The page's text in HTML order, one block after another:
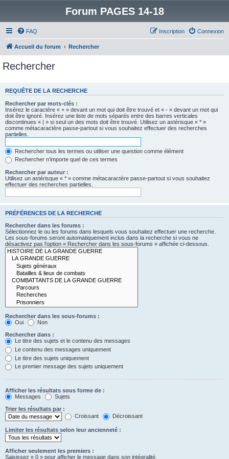
Forum PAGES 14-18
FAQ Connexion
Inscription
Accueil du forum Rechercher
Rechercher
REQUÊTE DE LA RECHERCHE
Rechercher par mots-clés :
Insérez le caractère « + » devant un mot qui doit être trouvé et « - » devant un mot qui
doit être ignoré. Insérez une liste de mots séparés entre des barres verticales
discontinues « | » si seul un des mots doit être trouvé. Utilisez un astérisque « * »
comme métacaractère passe-partout si vous souhaitez effectuer des recherches
partielles.
Rechercher tous les termes ou utiliser une question comme élément
Rechercher n’importe quel de ces termes
Rechercher par auteur :
Utilisez un astérisque « * » comme métacaractère passe-partout si vous souhaitez
effectuer des recherches partielles.
PRÉFÉRENCES DE LA RECHERCHE
Rechercher dans les forums :
Sélectionnez le ou les forums dans lesquels vous souhaitez effectuer une recherche.
Les sous-forums seront automatiquement inclus dans la recherche si vous ne
désactivez pas l’option « Rechercher dans les sous-forums » affichée ci-dessous.
Rechercher dans les sous-forums :
Oui
Non
Rechercher dans :
Le titre des sujets et le contenu des messages
Le contenu des messages uniquement
Le titre des sujets uniquement
Le premier message des sujets uniquement
Afficher les résultats sous forme de :
Messages
Sujets
Trier les résultats par :
Croissant
Décroissant
Limiter les résultats selon leur ancienneté :
Afficher seulement les premiers :
Saisissez « 0 » pour afficher le message dans son intégralité.